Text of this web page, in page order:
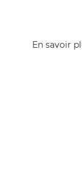
En savoir